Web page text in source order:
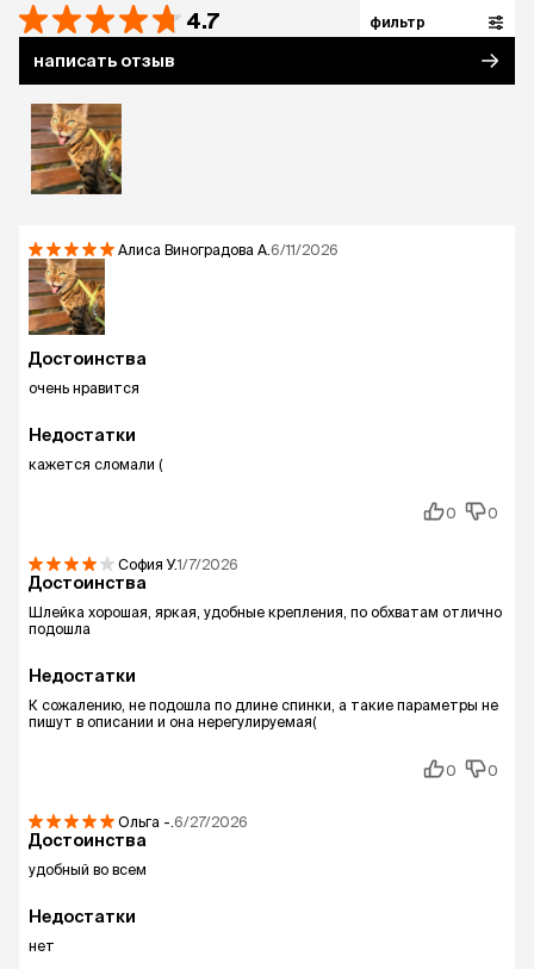
4.7 фильтр
написать отзыв
Алиса Виноградова А. 6/11/2026
Достоинства
очень нравится
Недостатки
кажется сломали (
0 0
София У.1/7/2026
Достоинства
Шлейка хорошая, яркая, удобные крепления, по обхватам отлично
подошла
Недостатки
К сожалению, не подошла по длине спинки, а такие параметры не
пишут в описании и она нерегулируемая(
0 0
Ольга -. 6/27/2026
Достоинства
удобный во всем
Недостатки
нет